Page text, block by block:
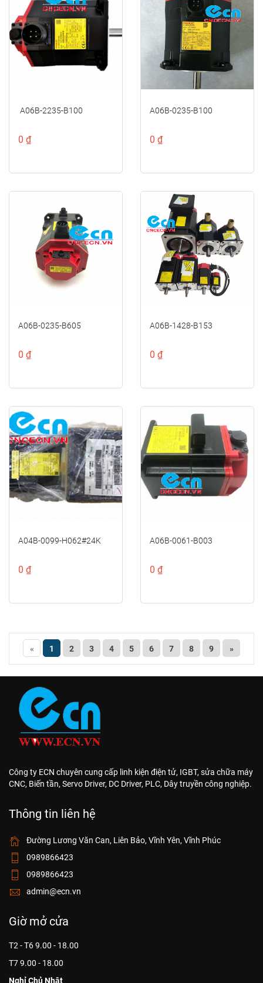
A06B-2235-B100
0 ₫
A06B-0235-B100
0 ₫
A06B-0235-B605
0 ₫
A06B-1428-B153
0 ₫
A04B-0099-H062#24K
0 ₫
A06B-0061-B003
0 ₫
« 1 2 3 4 5 6 7 8 9 »
Công ty ECN chuyên cung cấp linh kiện điện tử, IGBT, sửa chữa máy
CNC, Biến tần, Servo Driver, DC Driver, PLC, Dây truyền công nghiệp.
Thông tin liên hệ
Đường Lương Văn Can, Liên Bảo, Vĩnh Yên, Vĩnh Phúc
0989866423
0989866423
admin@ecn.vn
Giờ mở cửa
T2 - T6 9.00 - 18.00
T7 9.00 - 18.00
Nghỉ Chủ Nhật